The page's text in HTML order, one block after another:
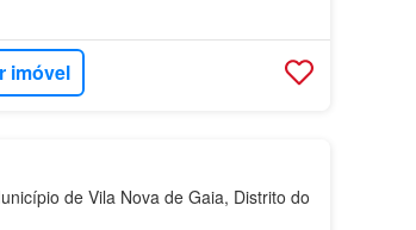
imóvel
de Vila Nova de Gaia, Distrito do